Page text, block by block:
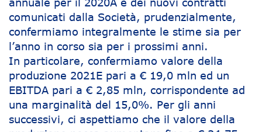
comunicati dalla Società, prudenzialmente,
confermiamo integralmente le stime sia per
l’anno in corso sia per i prossimi anni.
In particolare, confermiamo valore della
produzione 2021E pari a € 19,0 mln ed un
EBITDA pari a € 2,85 mln, corrispondente ad
una marginalità del 15,0%. Per gli anni
successivi, ci aspettiamo che il valore della